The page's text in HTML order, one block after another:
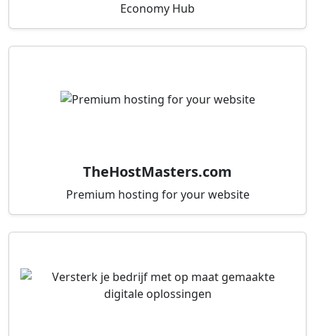
Economy Hub
TheHostMasters.com
Premium hosting for your website